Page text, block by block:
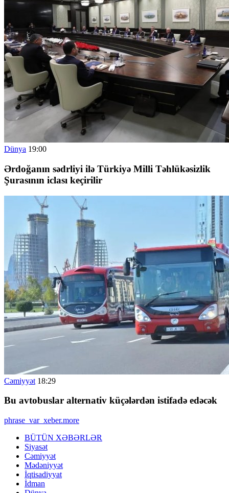
Dünya 19:00
Ərdoğanın sədrliyi ilə Türkiyə Milli Təhlükəsizlik
Şurasının iclası keçirilir
Cəmiyyət 18:29
Bu avtobuslar alternativ küçələrdən istifadə edəcək
phrase_var_xeber.more
BÜTÜN XƏBƏRLƏR
Siyasət
Cəmiyyət
Mədəniyyət
İqtisadiyyat
İdman